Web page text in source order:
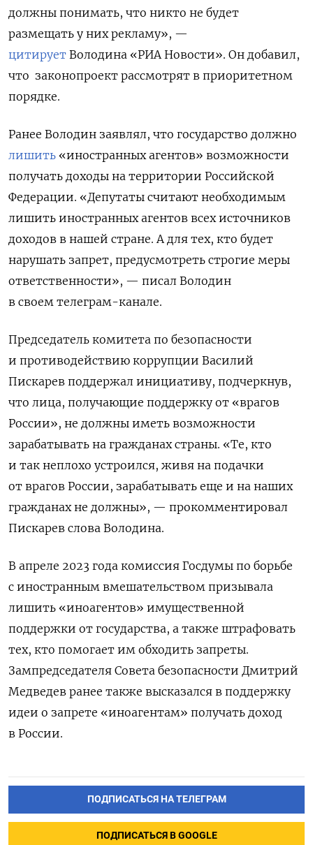
должны понимать, что никто не будет
размещать у них рекламу», —
цитирует Володина «РИА Новости». Он добавил,
что законопроект рассмотрят в приоритетном
порядке.
Ранее Володин заявлял, что государство должно
лишить «иностранных агентов» возможности
получать доходы на территории Российской
Федерации. «Депутаты считают необходимым
лишить иностранных агентов всех источников
доходов в нашей стране. А для тех, кто будет
нарушать запрет, предусмотреть строгие меры
ответственности», — писал Володин
в своем телеграм-канале.
Председатель комитета по безопасности
и противодействию коррупции Василий
Пискарев поддержал инициативу, подчеркнув,
что лица, получающие поддержку от «врагов
России», не должны иметь возможности
зарабатывать на гражданах страны. «Те, кто
и так неплохо устроился, живя на подачки
от врагов России, зарабатывать еще и на наших
гражданах не должны», — прокомментировал
Пискарев слова Володина.
В апреле 2023 года комиссия Госдумы по борьбе
с иностранным вмешательством призывала
лишить «иноагентов» имущественной
поддержки от государства, а также штрафовать
тех, кто помогает им обходить запреты.
Зампредседателя Совета безопасности Дмитрий
Медведев ранее также высказался в поддержку
идеи о запрете «иноагентам» получать доход
в России.
ПОДПИСАТЬСЯ НА ТЕЛЕГРАМ
ПОДПИСАТЬСЯ В GOOGLE